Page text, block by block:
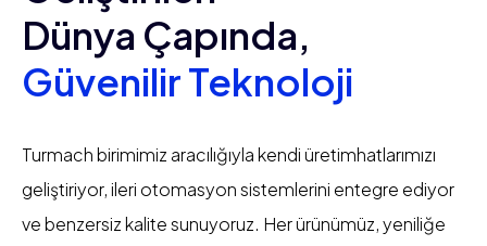
Dünya Çapında,
Güvenilir Teknoloji
Turmach birimimiz aracılığıyla kendi üretimhatlarımızı
geliştiriyor, ileri otomasyon sistemlerini entegre ediyor
ve benzersiz kalite sunuyoruz. Her ürünümüz, yeniliğe